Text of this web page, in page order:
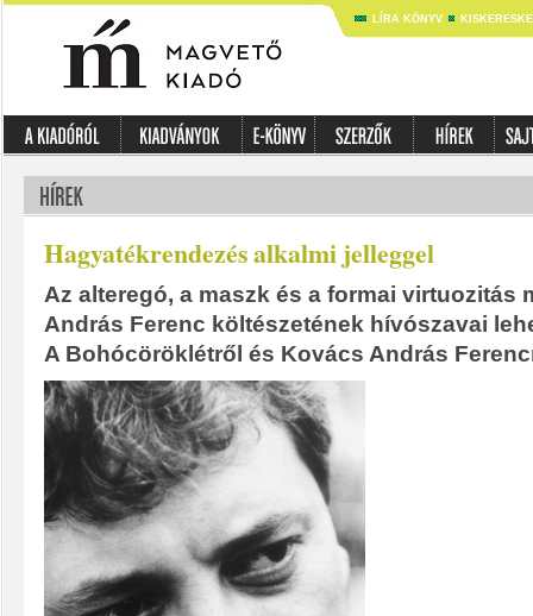
LÍRA KÖNYV
Hagyatékrendezés alkalmi jelleggel
Az alteregó, a maszk és a formai virtuozitás
András Ferenc költészetének hívószavai
A Bohócöröklétről és Kovács András